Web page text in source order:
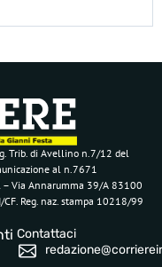
Trib. di Avellino n.7/12 del
al n.7671
– Via Annarumma 39/A 83100
Reg. naz. stampa 10218/99
Contattaci